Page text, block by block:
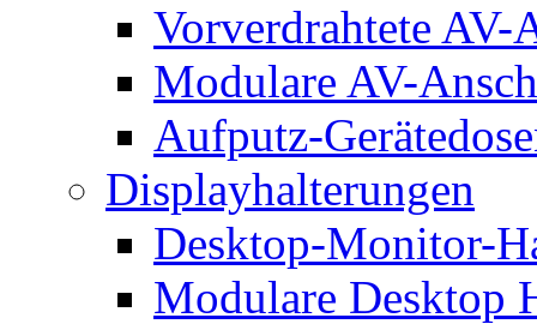
Vorverdrahtete AV-
Modulare AV-
Aufputz-
Displayhalterungen
Desktop-Monitor-
Modulare Desktop